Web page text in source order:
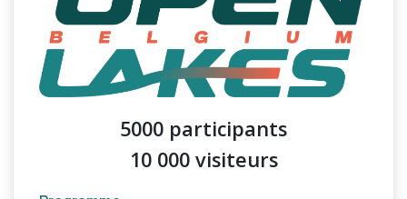
5000 participants
10 000 visiteurs